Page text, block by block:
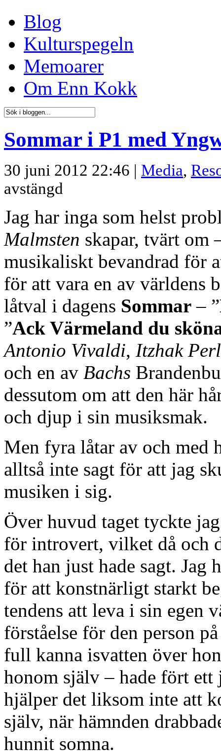
Blog
Kulturspegeln
Memoarer
Om Enn Kokk
Sommar i P1 med
30 juni 2012 22:46 | Media,
avstängd
Jag har inga som helst
Malmsten skapar, tvärt om
musikaliskt bevandrad för
för att vara en av världens
låtval i dagens Sommar – ”
”Ack Värmeland du
Antonio Vivaldi, Itzhak
och en av Bachs
dessutom om att den här
och djup i sin musiksmak.
Men fyra låtar av och med
alltså inte sagt för att jag
musiken i sig.
Över huvud taget tyckte
för introvert, vilket då och
det han just hade sagt. Jag
för att konstnärligt starkt
tendens att leva i sin egen
förståelse för den person
full kanna isvatten över
honom själv – hade fört
hjälper det liksom inte att
själv, när hämnden
hunnit somna.